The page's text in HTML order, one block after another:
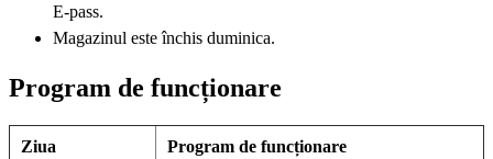
E-pass.
Magazinul este închis duminica.
Program de funcționare
Ziua Program de funcționare